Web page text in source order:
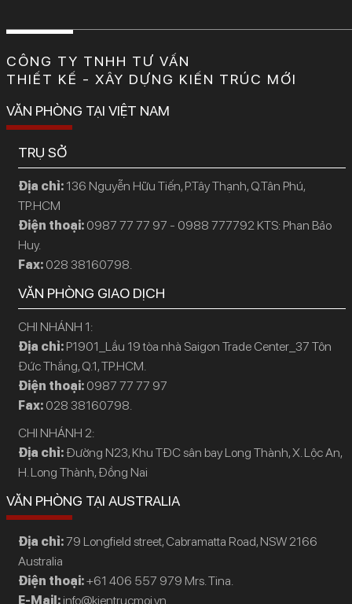
CÔNG TY TNHH TƯ VẤN
THIẾT KẾ - XÂY DỰNG KIẾN TRÚC MỚI
VĂN PHÒNG TẠI VIỆT NAM
TRỤ SỞ
Địa chỉ: 136 Nguyễn Hữu Tiến, P.Tây Thạnh, Q.Tân Phú,
TP.HCM
Điện thoại: 0987 77 77 97 - 0988 777792 KTS: Phan Bảo
Huy.
Fax: 028 38160798.
VĂN PHÒNG GIAO DỊCH
CHI NHÁNH 1:
Địa chỉ: P1901_Lầu 19 tòa nhà Saigon Trade Center_37 Tôn
Đức Thắng, Q.1, TP.HCM.
Điện thoại: 0987 77 77 97
Fax: 028 38160798.
CHI NHÁNH 2:
Địa chỉ:Đường N23, Khu TĐC sân bay Long Thành, X. Lộc An,
H. Long Thành, Đồng Nai
VĂN PHÒNG TẠI AUSTRALIA
Địa chỉ:79 Longfield street, Cabramatta Road, NSW 2166
Australia
Điện thoại:+61 406 557 979 Mrs. Tina.
E-Mail: info@kientrucmoi.vn